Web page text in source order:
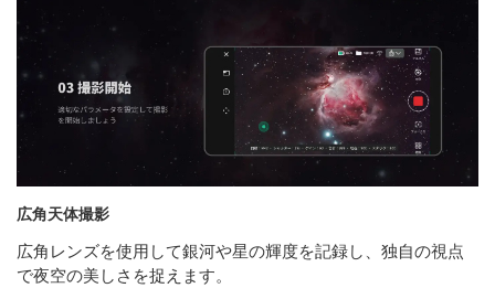
広角天体撮影
広角レンズを使用して銀河や星の輝度を記録し、独自の視点
で夜空の美しさを捉えます。